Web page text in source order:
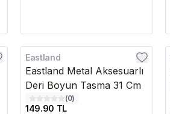
Eastland
Eastland Metal Aksesuarlı
Deri Boyun Tasma 31 Cm
(0)
149.90 TL